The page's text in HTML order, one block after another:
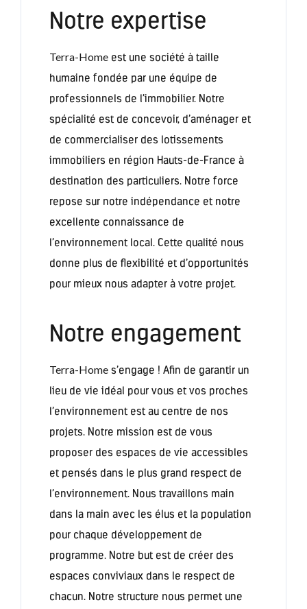
Notre expertise
Terra-Home est une société à taille
humaine fondée par une équipe de
professionnels de l’immobilier. Notre
spécialité est de concevoir, d’aménager et
de commercialiser des lotissements
immobiliers en région Hauts-de-France à
destination des particuliers. Notre force
repose sur notre indépendance et notre
excellente connaissance de
l’environnement local. Cette qualité nous
donne plus de flexibilité et d’opportunités
pour mieux nous adapter à votre projet.
Notre engagement
Terra-Home s’engage ! Afin de garantir un
lieu de vie idéal pour vous et vos proches
l’environnement est au centre de nos
projets. Notre mission est de vous
proposer des espaces de vie accessibles
et pensés dans le plus grand respect de
l’environnement. Nous travaillons main
dans la main avec les élus et la population
pour chaque développement de
programme. Notre but est de créer des
espaces conviviaux dans le respect de
chacun. Notre structure nous permet une